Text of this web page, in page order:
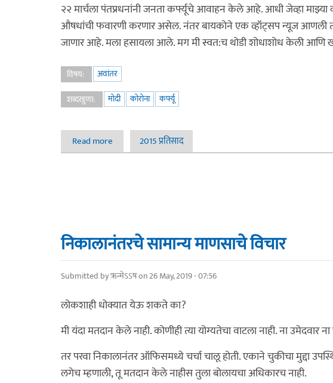
२२ मार्चला पंतप्रधनांनी जनता कर्फ्यूचे आवाहन केले आहे. आधी जेव्हा माझ्या
औषधांची फवारणी करणार असेल. नंतर बायकोने एक व्हॉट्सप न्यूज आणली
जाणार आहे. मला हसायला आले. मग मी स्वत:च थोडी शोधाशोध केली आणि
विषय:
अवांतर
शब्दखुणा:
मोदी कोरोना कर्फ्यू
Read more about संपुर्ण भारतात २१ दिवसांचा लॉकडाऊन - श्री. नरेंद्र मोदींची घोषणा
2015 प्रतिसाद
निकालानंतरचे सामान्य माणसाचे विचार
Submitted byऋन्मेऽऽषon 26 May, 2019 - 07:56
लोकशाही धोक्यात येऊ शकते का?
मी यंदा मतदान केले नाही. कोणीही त्या योग्यतेचा वाटला नाही. ना
तर परवा निकालानंतर ऑफिसमध्ये चर्चा चालू होती. एकाने चुकीचा मुद्दा
लगेच म्हणाली, तू मतदान केले नाहीस तुला बोलायचा अधिकारच नाही.